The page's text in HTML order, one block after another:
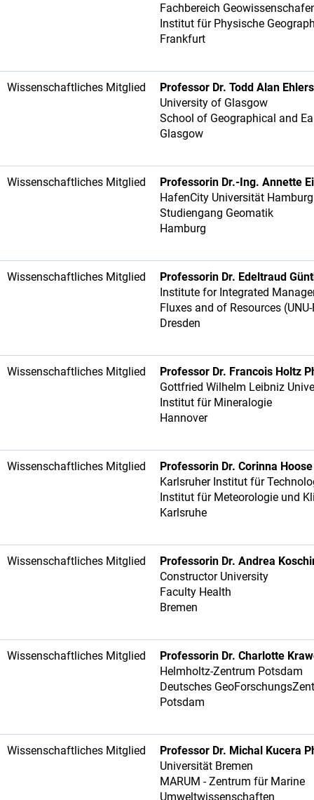
Fachbereich
Institut für Physische
Frankfurt
Wissenschaftliches Mitglied
Professor Dr. Todd Alan Ehlers
University of Glasgow
School of Geographical and
Glasgow
Wissenschaftliches Mitglied
Professorin Dr.-Ing. Annette
HafenCity Universität
Studiengang Geomatik
Hamburg
Wissenschaftliches Mitglied
Professorin Dr. Edeltraud
Institute for Integrated
Fluxes and of Resources
Dresden
Wissenschaftliches Mitglied
Professor Dr. Francois Holtz
Gottfried Wilhelm Leibniz
Institut für Mineralogie
Hannover
Wissenschaftliches Mitglied
Professorin Dr. Corinna Hoose
Karlsruher Institut für
Institut für Meteorologie und
Karlsruhe
Wissenschaftliches Mitglied
Professorin Dr. Andrea
Constructor University
Faculty Health
Bremen
Wissenschaftliches Mitglied
Professorin Dr. Charlotte
Helmholtz-Zentrum Potsdam
Deutsches
Potsdam
Wissenschaftliches Mitglied
Professor Dr. Michal Kucera
Universität Bremen
MARUM - Zentrum für Marine
Umweltwissenschaften